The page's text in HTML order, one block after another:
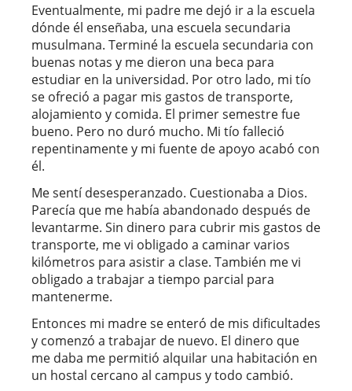
Eventualmente, mi padre me dejó ir a la escuela
dónde él enseñaba, una escuela secundaria
musulmana. Terminé la escuela secundaria con
buenas notas y me dieron una beca para
estudiar en la universidad. Por otro lado, mi tío
se ofreció a pagar mis gastos de transporte,
alojamiento y comida. El primer semestre fue
bueno. Pero no duró mucho. Mi tío falleció
repentinamente y mi fuente de apoyo acabó con
él.
Me sentí desesperanzado. Cuestionaba a Dios.
Parecía que me había abandonado después de
levantarme. Sin dinero para cubrir mis gastos de
transporte, me vi obligado a caminar varios
kilómetros para asistir a clase. También me vi
obligado a trabajar a tiempo parcial para
mantenerme.
Entonces mi madre se enteró de mis dificultades
y comenzó a trabajar de nuevo. El dinero que
me daba me permitió alquilar una habitación en
un hostal cercano al campus y todo cambió.